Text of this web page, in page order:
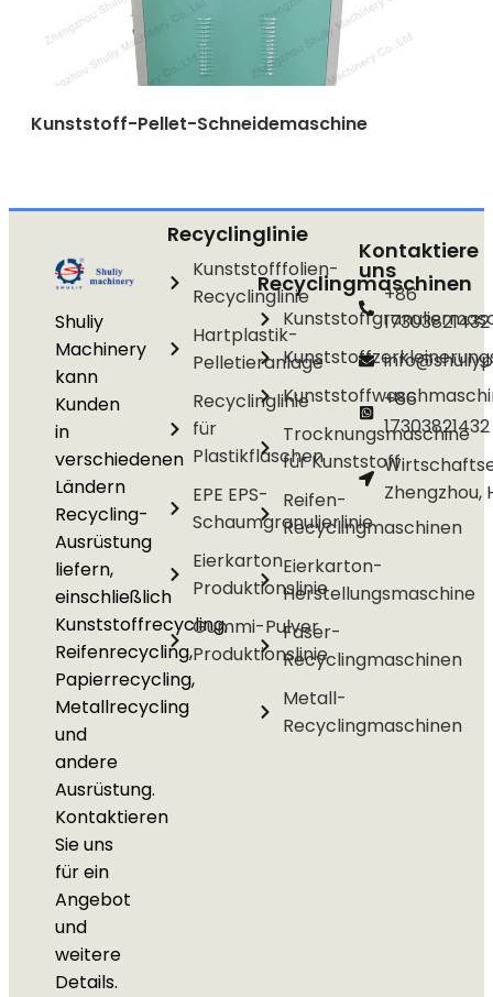
Kunststoff-Pellet-Schneidemaschine
Shuliy
Machinery
kann
Kunden
in
verschiedenen
Ländern
Recycling-
Ausrüstung
liefern,
einschließlich
Kunststoffrecycling,
Reifenrecycling,
Papierrecycling,
Metallrecycling
und
andere
Ausrüstung.
Kontaktieren
Sie uns
für ein
Angebot
und
weitere
Details.
Recyclinglinie
Kunststofffolien-
Recyclinglinie
Hartplastik-
Pelletieranlage
Recyclinglinie
für
Plastikflaschen
EPE EPS-
Schaumgranulierlinie
Eierkarton
Produktionslinie
Gummi-Pulver
Produktionslinie
Recyclingmaschinen
Trocknungsmaschine
für Kunststoff
Reifen-
Recyclingmaschinen
Eierkarton-
Herstellungsmaschine
Faser-
Recyclingmaschinen
Metall-
Recyclingmaschinen
Kontaktiere
uns
+86
17303821432
+86
17303821432
Zhengzhou,